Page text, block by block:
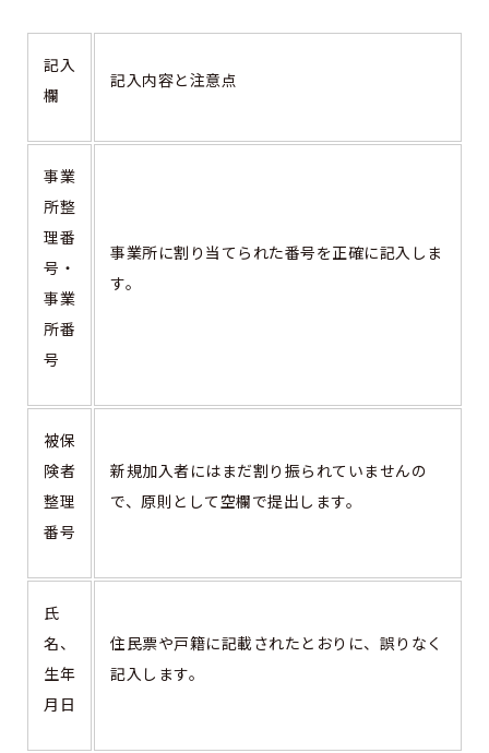
記入
欄
記入内容と注意点
事業
所整
理番
号・
事業
所番
号
事業所に割り当てられた番号を正確に記入しま
す。
被保
険者
整理
番号
新規加入者にはまだ割り振られていませんの
で、原則として空欄で提出します。
氏
名、
生年
月日
住民票や戸籍に記載されたとおりに、誤りなく
記入します。